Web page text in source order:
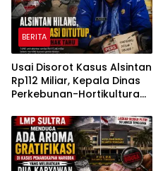
BERITA
Usai Disorot Kasus Alsintan
Rp112 Miliar, Kepala Dinas
Perkebunan-Hortikultura
Komunikasi dengan Media